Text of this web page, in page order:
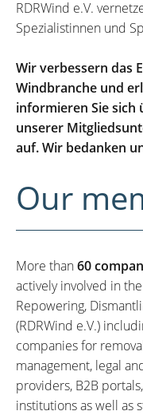
RDRWind e.V.
Spezialistinnen und
Wir verbessern das
Windbranche und
informieren Sie sich
unserer
auf. Wir bedanken
Our
More than60
actively involved in
Repowering,
(RDRWind e.V.)
companies for
management, legal
providers, B2B
institutions as well as